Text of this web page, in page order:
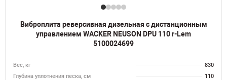
Виброплита реверсивная дизельная с дистанционным
управлением WACKER NEUSON DPU 110 r-Lem
5100024699
Вес, кг
830
Глубина уплотнения песка, см
110